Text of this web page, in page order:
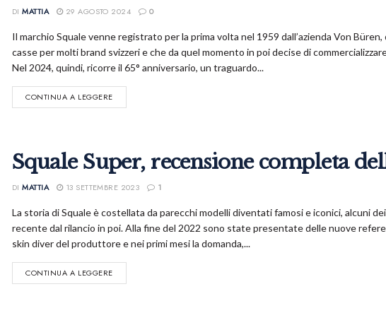
DI MATTIA 29 AGOSTO 2024 0
Il marchio Squale venne registrato per la prima volta nel 1959 dall’azienda Von
casse per molti brand svizzeri e che da quel momento in poi decise di
Nel 2024, quindi, ricorre il 65° anniversario, un traguardo...
CONTINUA A LEGGERE
Squale Super, recensione completa
DI MATTIA 13 SETTEMBRE 2023 1
La storia di Squale è costellata da parecchi modelli diventati famosi e iconici, alcuni
recente dal rilancio in poi. Alla fine del 2022 sono state presentate delle nuove
skin diver del produttore e nei primi mesi la domanda,...
CONTINUA A LEGGERE